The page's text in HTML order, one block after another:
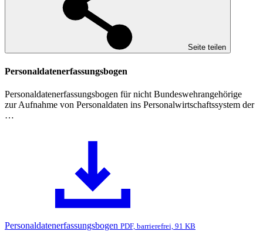
Seite teilen
Personaldatenerfassungsbogen
Personaldatenerfassungsbogen für nicht Bundeswehrangehörige
zur Aufnahme von Personaldaten ins Personalwirtschaftssystem der
…
Personaldatenerfassungsbogen PDF, barrierefrei, 91 KB